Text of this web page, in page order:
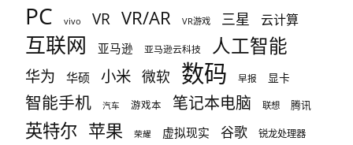
PC vivo VR VR/AR VR游戏 三星 云计算
互联网 亚马逊 亚马逊云科技 人工智能
华为 华硕 小米 微软 数码 早报 显卡
智能手机 汽车 游戏本 笔记本电脑 联想 腾讯
英特尔 苹果 荣耀 虚拟现实 谷歌 锐龙处理器